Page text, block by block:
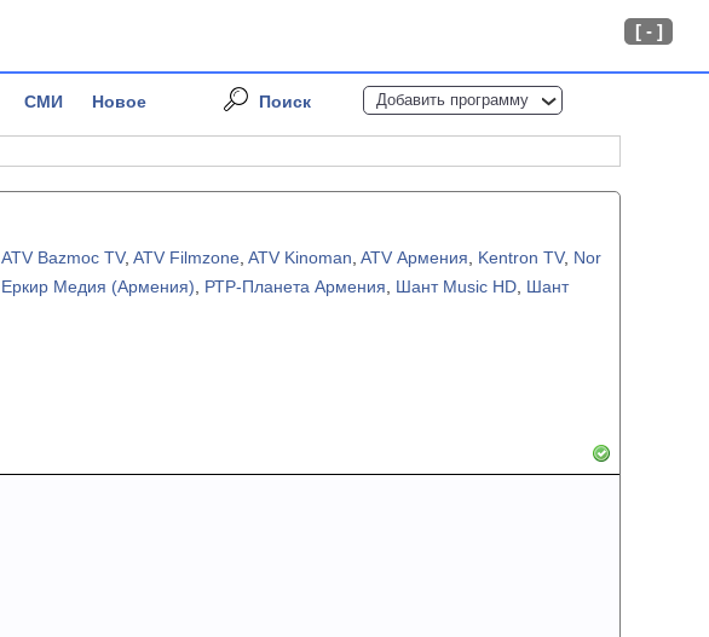
СМИ Новое Поиск Добавить программу
ATV Bazmoc TV, ATV Filmzone ATV Kinoman ATV Армения Kentron TV, Nor
Еркир Медия (Армения) РТР-Планета Армения Шант Music HD Шант
[ - ]